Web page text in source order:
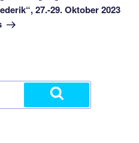
27.-29. Oktober 2023